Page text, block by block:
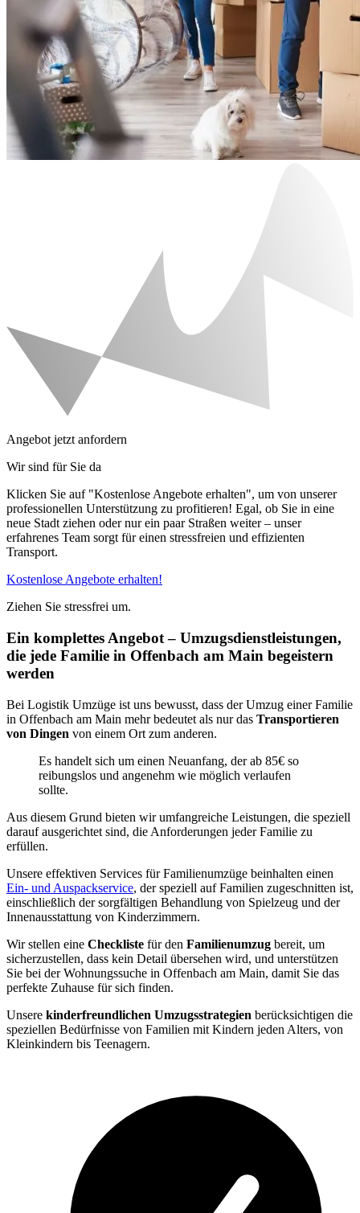
Angebot jetzt anfordern
Wir sind für Sie da
Klicken Sie auf "Kostenlose Angebote erhalten", um von unserer
professionellen Unterstützung zu profitieren! Egal, ob Sie in eine
neue Stadt ziehen oder nur ein paar Straßen weiter – unser
erfahrenes Team sorgt für einen stressfreien und effizienten
Transport.
Kostenlose Angebote erhalten!
Ziehen Sie stressfrei um.
Ein komplettes Angebot – Umzugsdienstleistungen,
die jede Familie in Offenbach am Main begeistern
werden
Bei Logistik Umzüge ist uns bewusst, dass der Umzug einer Familie
in Offenbach am Main mehr bedeutet als nur das Transportieren
von Dingen von einem Ort zum anderen.
Es handelt sich um einen Neuanfang, der ab 85€ so
reibungslos und angenehm wie möglich verlaufen
sollte.
Aus diesem Grund bieten wir umfangreiche Leistungen, die speziell
darauf ausgerichtet sind, die Anforderungen jeder Familie zu
erfüllen.
Unsere effektiven Services für Familienumzüge beinhalten einen
Ein- und Auspackservice, der speziell auf Familien zugeschnitten ist,
einschließlich der sorgfältigen Behandlung von Spielzeug und der
Innenausstattung von Kinderzimmern.
Wir stellen eine Checkliste für den Familienumzug bereit, um
sicherzustellen, dass kein Detail übersehen wird, und unterstützen
Sie bei der Wohnungssuche in Offenbach am Main, damit Sie das
perfekte Zuhause für sich finden.
Unsere kinderfreundlichen Umzugsstrategien berücksichtigen die
speziellen Bedürfnisse von Familien mit Kindern jeden Alters, von
Kleinkindern bis Teenagern.